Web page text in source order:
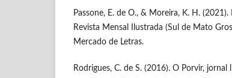
Passone, E. de O., & Moreira, K. H.
Revista Mensal Ilustrada (Sul de Mato
Mercado de Letras.
Rodrigues, C. de S. (2016). O Porvir,